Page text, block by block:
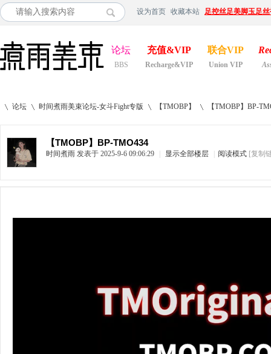
设为首页 收藏本站 足控丝足美脚玉足
论坛
BBS
充值&VIP
Recharge&VIP
联合VIP
Union VIP
论坛
›
时间煮雨美束论坛-女斗Fight专版
›
【TMOBP】
›
【TMOBP】BP-
【TMOBP】BP-TMO434
时间煮雨 发表于 2025-9-6 09:06:29 显示全部楼层 阅读模式 [复制